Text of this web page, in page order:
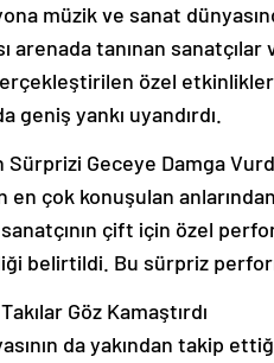
müzik ve sanat
arenada tanınan sanatçılar
özel
geniş yankı uyandırdı.
Sürprizi Geceye Damga
en çok konuşulan
çift için özel
belirtildi. Bu sürpriz
Göz Kamaştırdı
da yakından takip